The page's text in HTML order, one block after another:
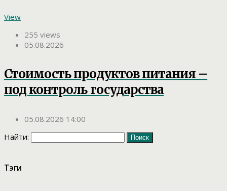
View
255 views
05.08.2026
Стоимость продуктов питания –
под контроль государства
05.08.2026 14:00
Найти:
Тэги